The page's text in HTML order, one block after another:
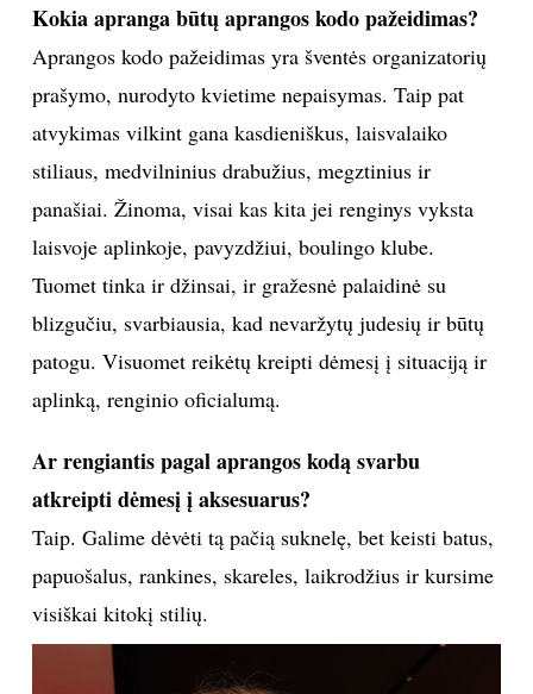
Kokia apranga būtų aprangos kodo pažeidimas?
Aprangos kodo pažeidimas yra šventės organizatorių
prašymo, nurodyto kvietime nepaisymas. Taip pat
atvykimas vilkint gana kasdieniškus, laisvalaiko
stiliaus, medvilninius drabužius, megztinius ir
panašiai. Žinoma, visai kas kita jei renginys vyksta
laisvoje aplinkoje, pavyzdžiui, boulingo klube.
Tuomet tinka ir džinsai, ir gražesnė palaidinė su
blizgučiu, svarbiausia, kad nevaržytų judesių ir būtų
patogu. Visuomet reikėtų kreipti dėmesį į situaciją ir
aplinką, renginio oficialumą.
Ar rengiantis pagal aprangos kodą svarbu
atkreipti dėmesį į aksesuarus?
Taip. Galime dėvėti tą pačią suknelę, bet keisti batus,
papuošalus, rankines, skareles, laikrodžius ir kursime
visiškai kitokį stilių.